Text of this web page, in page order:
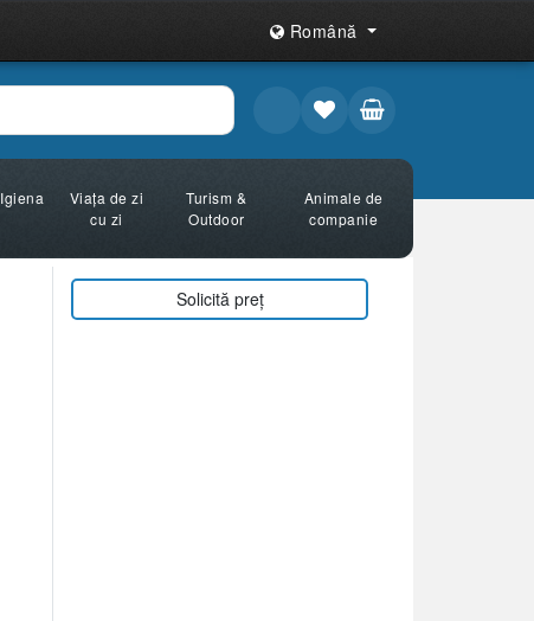
Română
Igiena
Viața de zi
cu zi
Turism &
Outdoor
Animale de
companie
Solicită preț